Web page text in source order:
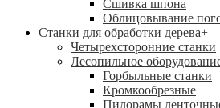
Сшивка шпона
Облицовывание
Станки для обработки дерева+
Четырехсторонние станки
Лесопильное
Горбыльные станки
Кромкообрезные
Пилорамы